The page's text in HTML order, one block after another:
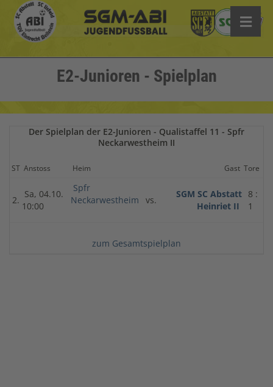
E2-Junioren - Spielplan
Der Spielplan der E2-Junioren - Qualistaffel 11 - Spfr
Neckarwestheim II
ST Anstoss Heim Gast Tore
2.
Sa, 04.10.
10:00
Spfr
Neckarwestheim
vs.
SGM SC Abstatt
Heinriet II
8 :
1
zum Gesamtspielplan